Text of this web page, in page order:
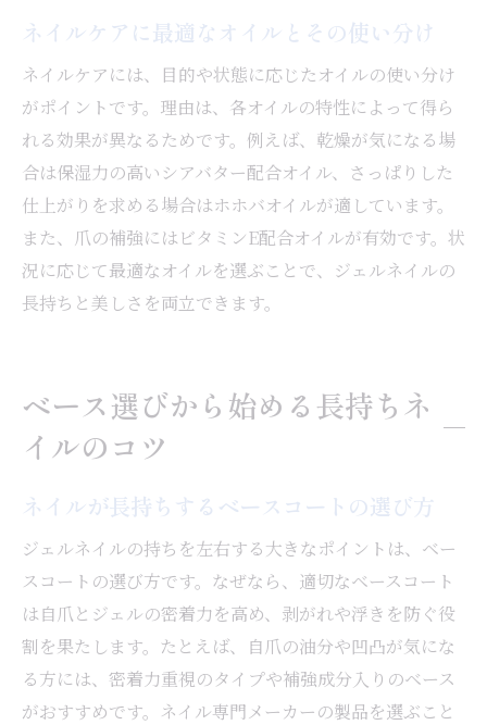
ネイルケアに最適なオイルとその使い分け
ネイルケアには、目的や状態に応じたオイルの使い分け
がポイントです。理由は、各オイルの特性によって得ら
れる効果が異なるためです。例えば、乾燥が気になる場
合は保湿力の高いシアバター配合オイル、さっぱりした
仕上がりを求める場合はホホバオイルが適しています。
また、爪の補強にはビタミンE配合オイルが有効です。状
況に応じて最適なオイルを選ぶことで、ジェルネイルの
長持ちと美しさを両立できます。
ベース選びから始める長持ちネ
イルのコツ
ネイルが長持ちするベースコートの選び方
ジェルネイルの持ちを左右する大きなポイントは、ベー
スコートの選び方です。なぜなら、適切なベースコート
は自爪とジェルの密着力を高め、剥がれや浮きを防ぐ役
割を果たします。たとえば、自爪の油分や凹凸が気にな
る方には、密着力重視のタイプや補強成分入りのベース
がおすすめです。ネイル専門メーカーの製品を選ぶこと